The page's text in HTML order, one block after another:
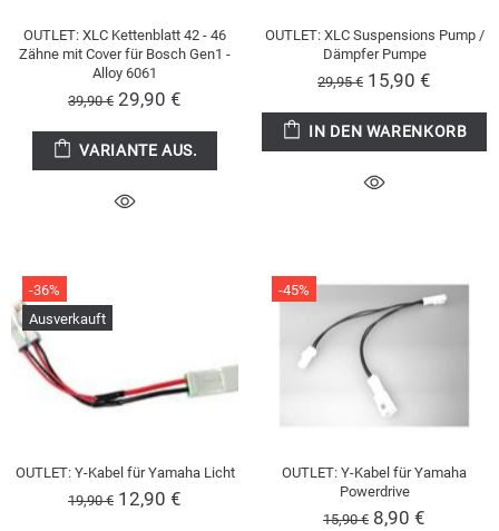
OUTLET: XLC Kettenblatt 42 - 46
Zähne mit Cover für Bosch Gen1 -
Alloy 6061
39,90 € 29,90 €
VARIANTE AUS.
OUTLET: XLC Suspensions Pump /
Dämpfer Pumpe
29,95 € 15,90 €
IN DEN WARENKORB
-36%
Ausverkauft
OUTLET: Y-Kabel für Yamaha Licht
19,90 € 12,90 €
-45%
OUTLET: Y-Kabel für Yamaha
Powerdrive
15,90 € 8,90 €